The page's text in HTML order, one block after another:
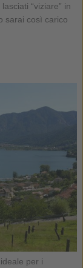
“viziare” in
sarai così carico
per i